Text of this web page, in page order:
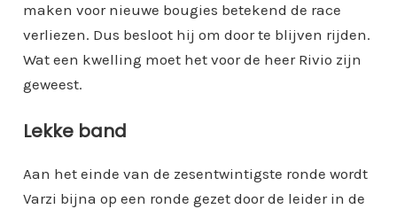
maken voor nieuwe bougies betekend de race
verliezen. Dus besloot hij om door te blijven rijden.
Wat een kwelling moet het voor de heer Rivio zijn
geweest.
Lekke band
Aan het einde van de zesentwintigste ronde wordt
Varzi bijna op een ronde gezet door de leider in de